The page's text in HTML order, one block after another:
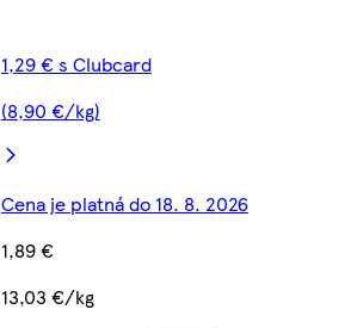
1,29 € s Clubcard
(8,90 €/kg)
Cena je platná do 18. 8. 2026
1,89 €
13,03 €/kg